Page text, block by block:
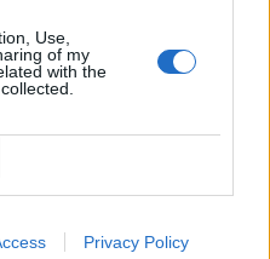
Use,
of my
with the
Privacy Policy
σε ασφαλές
σας, των
αξίας που δεν θα